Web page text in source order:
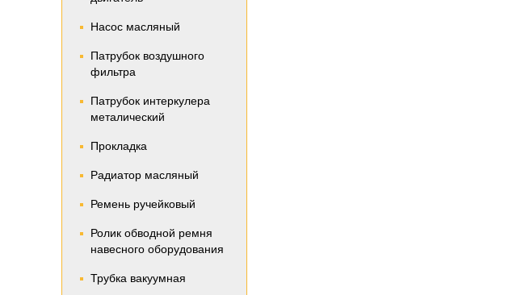
Насос масляный
Патрубок воздушного
фильтра
Патрубок интеркулера
металический
Прокладка
Радиатор масляный
Ремень ручейковый
Ролик обводной ремня
навесного оборудования
Трубка вакуумная